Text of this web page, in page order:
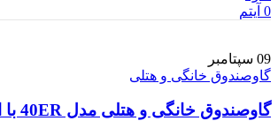
0 آیتم
09 سپتامبر
گاوصندوق خانگی و هتلی
گاوصندوق خانگی و هتلی مدل 40ER با ارتفاع 30